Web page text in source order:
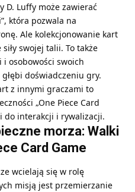
D. Luffy może zawierać
która pozwala na
Ale kolekcjonowanie kart
swojej talii. To także
osobowości swoich
doświadczeniu gry.
z innymi graczami to
„One Piece Card
do interakcji i rywalizacji.
morza: Walki
Card Game
wcielają się w rolę
misją jest przemierzanie